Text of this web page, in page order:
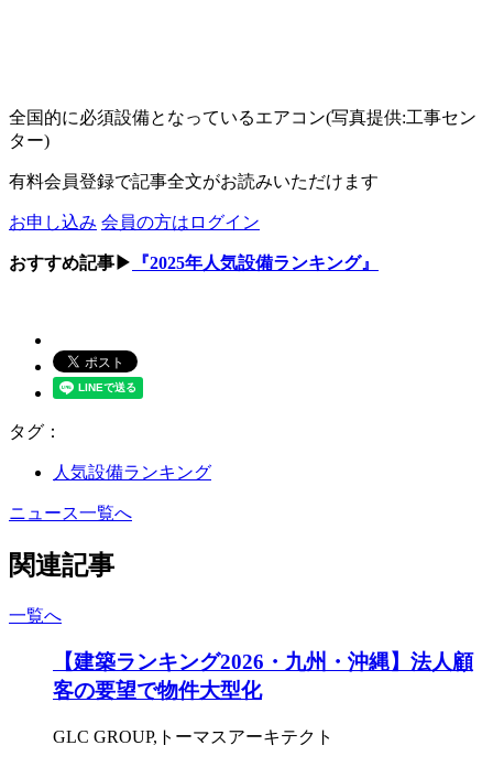
全国的に必須設備となっているエアコン(写真提供:工事セン
ター)
有料会員登録で記事全文がお読みいただけます
お申し込み 会員の方はログイン
おすすめ記事▶ 『2025年人気設備ランキング』
タグ：
人気設備ランキング
ニュース一覧へ
関連記事
一覧へ
【建築ランキング2026・九州・沖縄】法人顧
客の要望で物件大型化
GLC GROUP,トーマスアーキテクト